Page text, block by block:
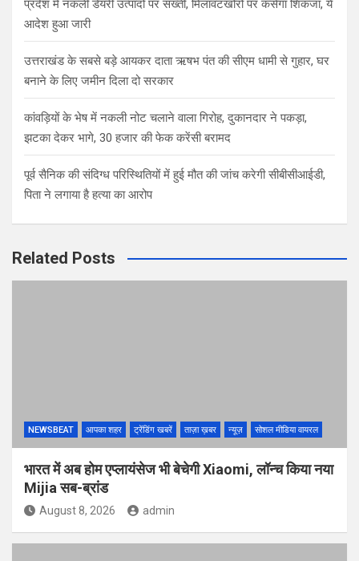
प्रदेश में नकली डेयरी उत्पादों पर सख्ती, मिलावटखोरों पर कसेगा शिकंजा, ये
आदेश हुआ जारी
उत्तराखंड के सबसे बड़े आयकर दाता ऋषभ पंत की सीएम धामी से गुहार, घर
बनाने के लिए जमीन दिला दो सरकार
कांवड़ियों के भेष में नकली नोट चलाने वाला गिरोह, दुकानदार ने पकड़ा,
झटका देकर भागे, 30 हजार की फेक करेंसी बरामद
पूर्व सैनिक की संदिग्ध परिस्थितियों में हुई मौत की जांच करेगी सीबीसीआईडी,
पिता ने लगाया है हत्या का आरोप
Related Posts
NEWSBEAT आपका शहर ट्रेंडिंग खबरें ताज़ा ख़बर न्यूज़ सोशल मीडिया वायरल
भारत में अब होम एप्लायंसेज भी बेचेगी Xiaomi, लॉन्च किया नया
Mijia सब-ब्रांड
August 8, 2026 admin